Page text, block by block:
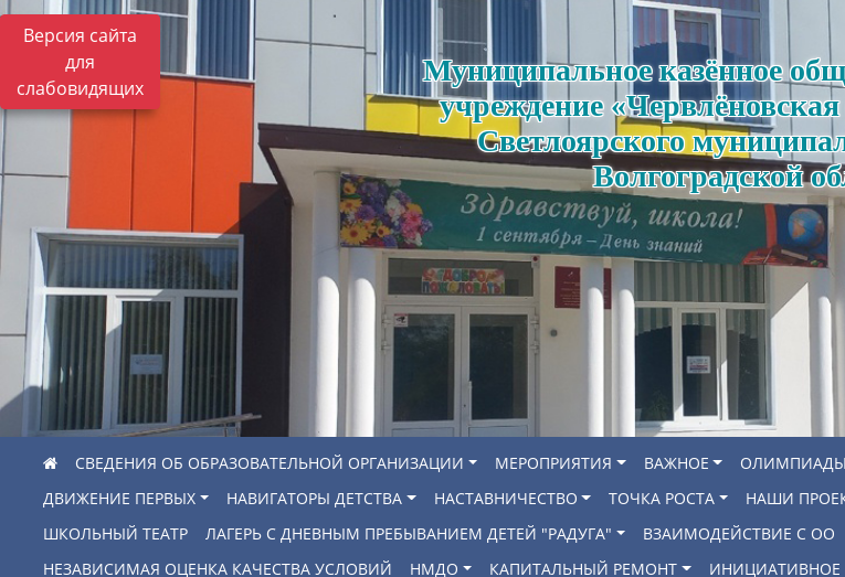
Версия сайта
для
слабовидящих
Муниципальное казённое
учреждение
Светлоярского
Волгоградской
СВЕДЕНИЯ ОБ ОБРАЗОВАТЕЛЬНОЙ ОРГАНИЗАЦИИ МЕРОПРИЯТИЯ ВАЖНОЕ ОЛИМПИАДЫ
ДВИЖЕНИЕ ПЕРВЫХ
НАВИГАТОРЫ ДЕТСТВА НАСТАВНИЧЕСТВО ТОЧКА РОСТА НАШИ
ШКОЛЬНЫЙ ТЕАТР
ЛАГЕРЬ С ДНЕВНЫМ ПРЕБЫВАНИЕМ ДЕТЕЙ "РАДУГА" ВЗАИМОДЕЙСТВИЕ С ОО
НЕЗАВИСИМАЯ ОЦЕНКА КАЧЕСТВА УСЛОВИЙ
НМДО КАПИТАЛЬНЫЙ РЕМОНТ